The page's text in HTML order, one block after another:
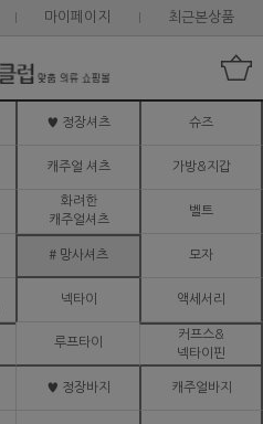
마이페이지 최근본상품
♥ 정장셔츠 슈즈
캐주얼 셔츠 가방&지갑
화려한
캐주얼셔츠
벨트
# 망사셔츠 모자
넥타이 액세서리
루프타이
커프스&
넥타이핀
♥ 정장바지 캐주얼바지